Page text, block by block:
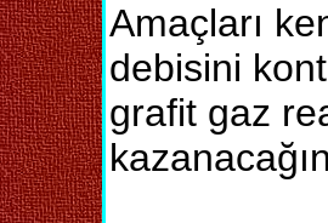
Amaçları
debisini
grafit gaz